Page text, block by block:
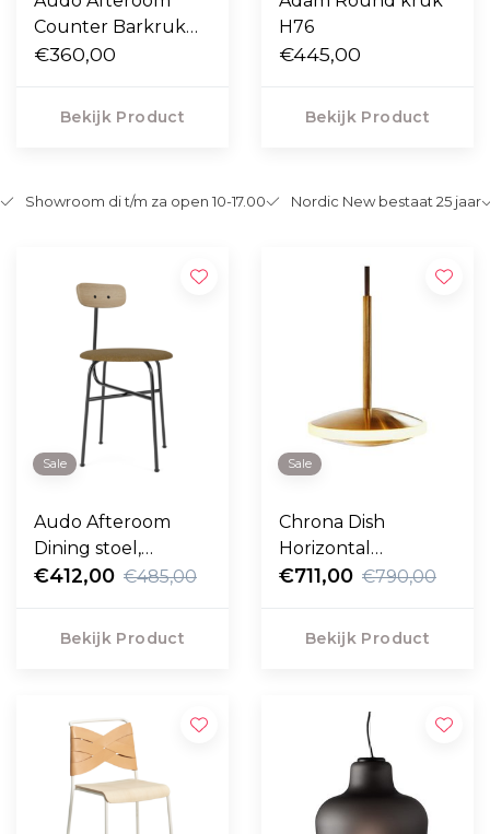
Counter Barkruk
zwart essen H65
€360,00
Bekijk Product
H76
€445,00
Bekijk Product
Showroom di t/m za open 10-17.00 Nordic New bestaat 25 jaar
Sale
Audo Afteroom
Dining stoel,
zitkussen
€412,00 €485,00
Bekijk Product
Sale
Chrona Dish
Horizontal
Hanglamp LED
€711,00 €790,00
Bekijk Product